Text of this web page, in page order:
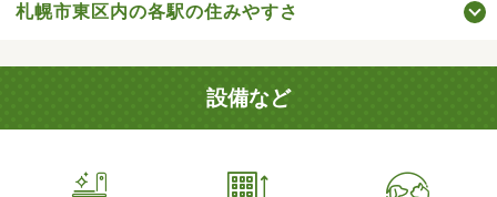
札幌市東区内の各駅の住みやすさ
設備など